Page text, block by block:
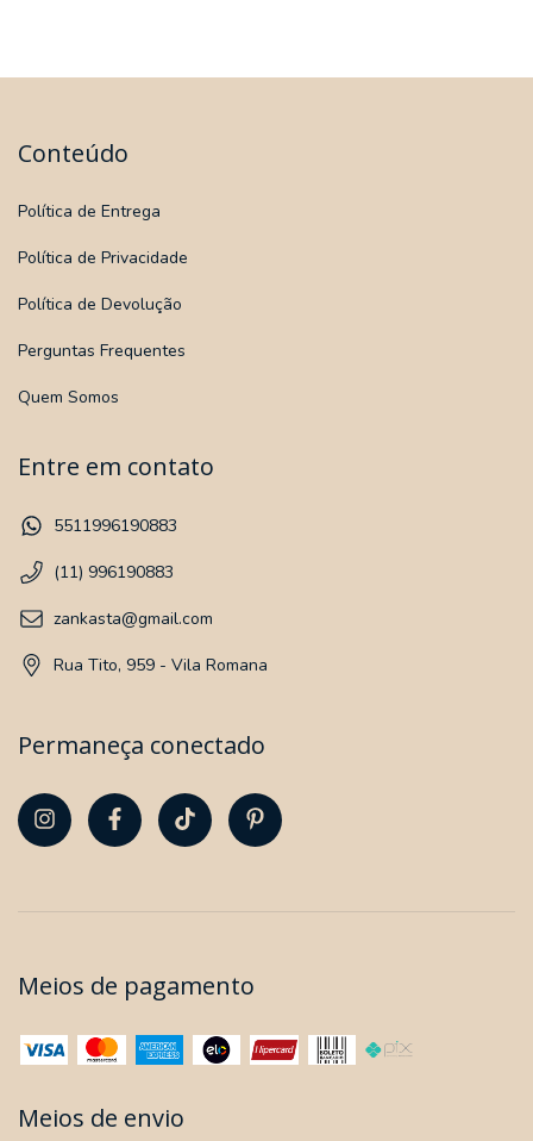
Conteúdo
Política de Entrega
Política de Privacidade
Política de Devolução
Perguntas Frequentes
Quem Somos
Entre em contato
5511996190883
(11) 996190883
zankasta@gmail.com
Rua Tito, 959 - Vila Romana
Permaneça conectado
Meios de pagamento
Meios de envio